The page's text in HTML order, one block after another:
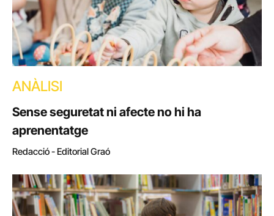
ANÀLISI
Sense seguretat ni afecte no hi ha
aprenentatge
Redacció - Editorial Graó